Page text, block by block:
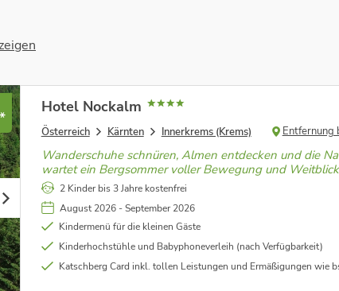
*
Hotel Nockalm
Österreich Kärnten Innerkrems (Krems) Entfernung
Wanderschuhe schnüren, Almen entdecken und die
wartet ein Bergsommer voller Bewegung und
2 Kinder bis 3 Jahre kostenfrei
August 2026 - September 2026
Kindermenü für die kleinen Gäste
Kinderhochstühle und Babyphoneverleih (nach Verfügbarkeit)
Katschberg Card inkl. tollen Leistungen und Ermäßigungen wie bspw. kostenlose Bergbahnfahrten, Wassererlebnispark Fallbach, Katschi"s